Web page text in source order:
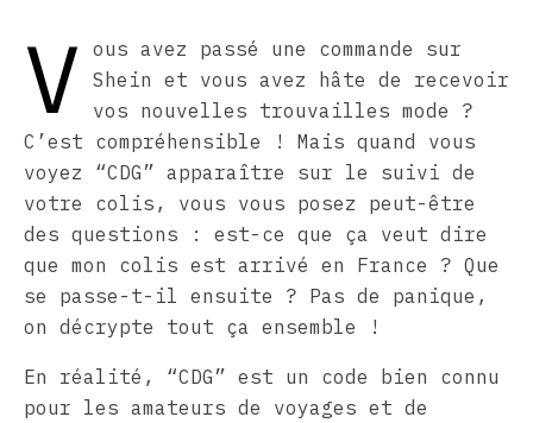
V
ous avez passé une commande sur
Shein et vous avez hâte de recevoir
vos nouvelles trouvailles mode ?
C’est compréhensible ! Mais quand vous
voyez “CDG” apparaître sur le suivi de
votre colis, vous vous posez peut-être
des questions : est-ce que ça veut dire
que mon colis est arrivé en France ? Que
se passe-t-il ensuite ? Pas de panique,
on décrypte tout ça ensemble !
En réalité, “CDG” est un code bien connu
pour les amateurs de voyages et de